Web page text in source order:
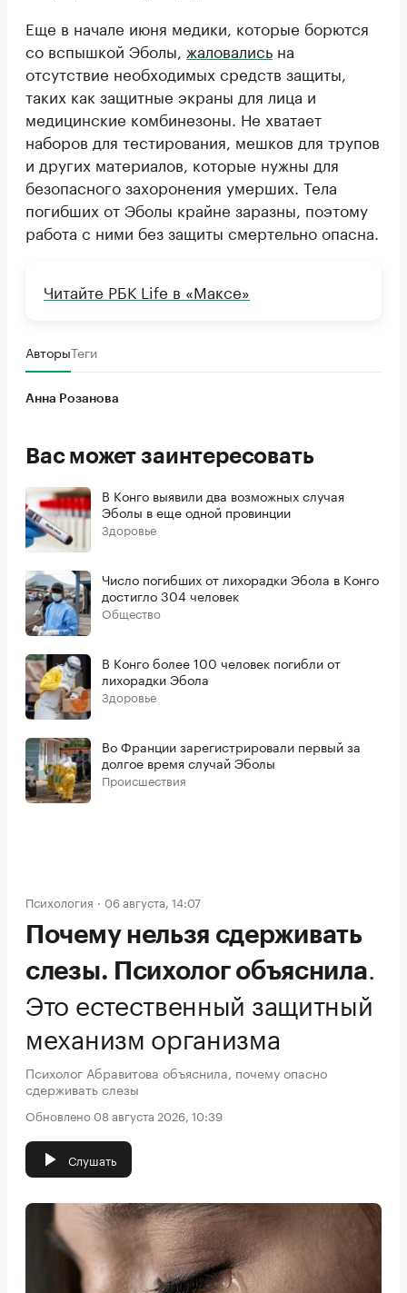
Еще в начале июня медики, которые борются
со вспышкой Эболы, жаловались на
отсутствие необходимых средств защиты,
таких как защитные экраны для лица и
медицинские комбинезоны. Не хватает
наборов для тестирования, мешков для трупов
и других материалов, которые нужны для
безопасного захоронения умерших. Тела
погибших от Эболы крайне заразны, поэтому
работа с ними без защиты смертельно опасна.
Читайте РБК Life в «Максе»
АвторыТеги
Анна Розанова
Вас может заинтересовать
В Конго выявили два возможных случая
Эболы в еще одной провинции
Здоровье
Число погибших от лихорадки Эбола в Конго
достигло 304 человек
Общество
В Конго более 100 человек погибли от
лихорадки Эбола
Здоровье
Во Франции зарегистрировали первый за
долгое время случай Эболы
Происшествия
Психология 06 августа, 14:07
Почему нельзя сдерживать
слезы. Психолог объяснила.
Это естественный защитный
механизм организма
Психолог Абравитова объяснила, почему опасно
сдерживать слезы
Обновлено 08 августа 2026, 10:39
Слушать